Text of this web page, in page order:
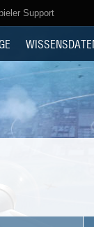
Support